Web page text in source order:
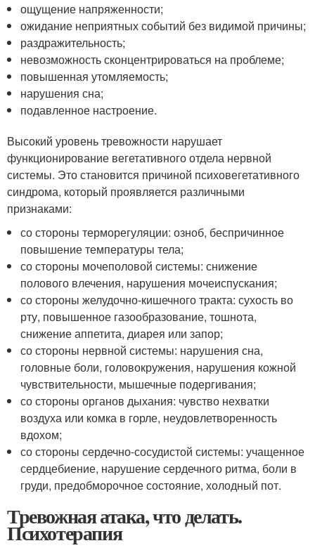
ощущение напряженности;
ожидание неприятных событий без видимой причины;
раздражительность;
невозможность сконцентрироваться на проблеме;
повышенная утомляемость;
нарушения сна;
подавленное настроение.
Высокий уровень тревожности нарушает
функционирование вегетативного отдела нервной
системы. Это становится причиной психовегетативного
синдрома, который проявляется различными
признаками:
со стороны терморегуляции: озноб, беспричинное
повышение температуры тела;
со стороны мочеполовой системы: снижение
полового влечения, нарушения мочеиспускания;
со стороны желудочно-кишечного тракта: сухость во
рту, повышенное газообразование, тошнота,
снижение аппетита, диарея или запор;
со стороны нервной системы: нарушения сна,
головные боли, головокружения, нарушения кожной
чувствительности, мышечные подергивания;
со стороны органов дыхания: чувство нехватки
воздуха или комка в горле, неудовлетворенность
вдохом;
со стороны сердечно-сосудистой системы: учащенное
сердцебиение, нарушение сердечного ритма, боли в
груди, предобморочное состояние, холодный пот.
Тревожная атака, что делать.
Психотерапия